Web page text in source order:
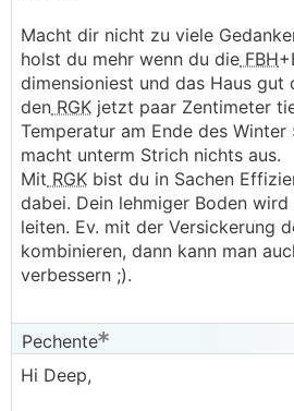
Macht dir nicht zu viele
holst du mehr wenn du die FBH
dimensioniest und das Haus gut
den RGK jetzt paar Zentimeter
Temperatur am Ende des
macht unterm Strich nichts aus.
Mit RGK bist du in Sachen
dabei. Dein lehmiger Boden wird
leiten. Ev. mit der Versickerung
kombinieren, dann kann man
verbessern ;).
Pechente
Hi Deep,